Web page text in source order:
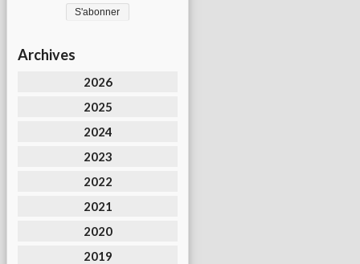
Archives
2026
2025
2024
2023
2022
2021
2020
2019